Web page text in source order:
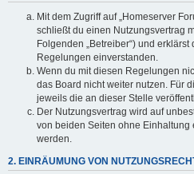
Mit dem Zugriff auf „Homeserver
schließt du einen Nutzungsvertrag
Folgenden „Betreiber“) und
Regelungen einverstanden.
Wenn du mit diesen Regelungen
das Board nicht weiter nutzen. Für
jeweils die an dieser Stelle
Der Nutzungsvertrag wird auf
von beiden Seiten ohne Einhaltung
werden.
2. EINRÄUMUNG VON